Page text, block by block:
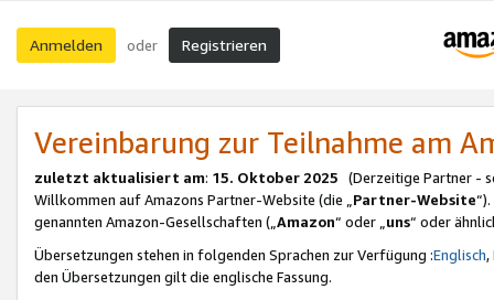
Anmelden oder Registrieren
Vereinbarung zur Teilnahme am
zuletzt aktualisiert am: 15. Oktober 2025 (Derzeitige Partner -
Willkommen auf Amazons Partner-Website (die „Partner-Website
genannten Amazon-Gesellschaften („Amazon“ oder „uns“ oder
Übersetzungen stehen in folgenden Sprachen zur Verfügung :Englisch,
den Übersetzungen gilt die englische Fassung.